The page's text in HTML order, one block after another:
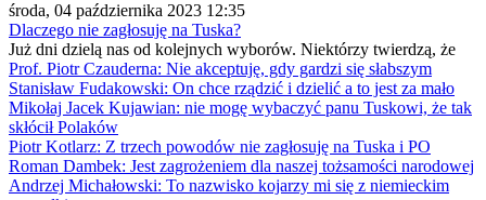
środa, 04 października 2023 12:35
Dlaczego nie zagłosuję na Tuska?
Już dni dzielą nas od kolejnych wyborów. Niektórzy twierdzą, że
Prof. Piotr Czauderna: Nie akceptuję, gdy gardzi się słabszym
Stanisław Fudakowski: On chce rządzić i dzielić a to jest za mało
Mikołaj Jacek Kujawian: nie mogę wybaczyć panu Tuskowi, że tak
skłócił Polaków
Piotr Kotlarz: Z trzech powodów nie zagłosuję na Tuska i PO
Roman Dambek: Jest zagrożeniem dla naszej tożsamości narodowej
Andrzej Michałowski: To nazwisko kojarzy mi się z niemieckim